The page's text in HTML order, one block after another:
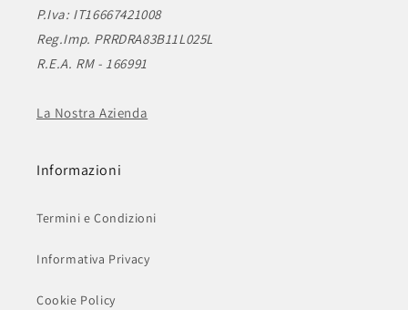
P.Iva: IT16667421008
Reg.Imp. PRRDRA83B11L025L
R.E.A. RM - 166991
La Nostra Azienda
Informazioni
Termini e Condizioni
Informativa Privacy
Cookie Policy